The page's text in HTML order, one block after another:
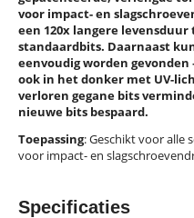
voor impact- en
een 120x langere
standaardbits. Daarnaast
eenvoudig worden
ook in het donker met UV-
verloren gegane bits
nieuwe bits bespaard.
Toepassing: Geschikt voor alle
voor impact- en
Specificaties